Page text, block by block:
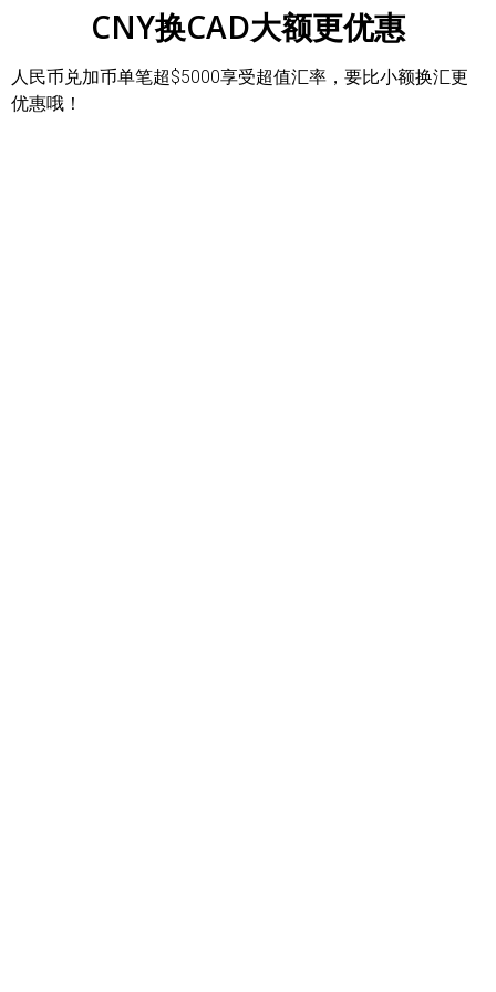
CNY换CAD大额更优惠
人民币兑加币单笔超$5000享受超值汇率，要比小额换汇更
优惠哦！